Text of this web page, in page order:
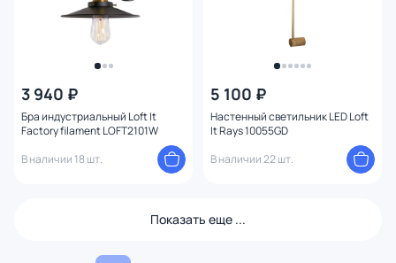
3 940 ₽
Бра индустриальный Loft It
Factory filament LOFT2101W
В наличии 18 шт.
5 100 ₽
Настенный светильник LED Loft
It Rays 10055GD
В наличии 22 шт.
Показать еще ...